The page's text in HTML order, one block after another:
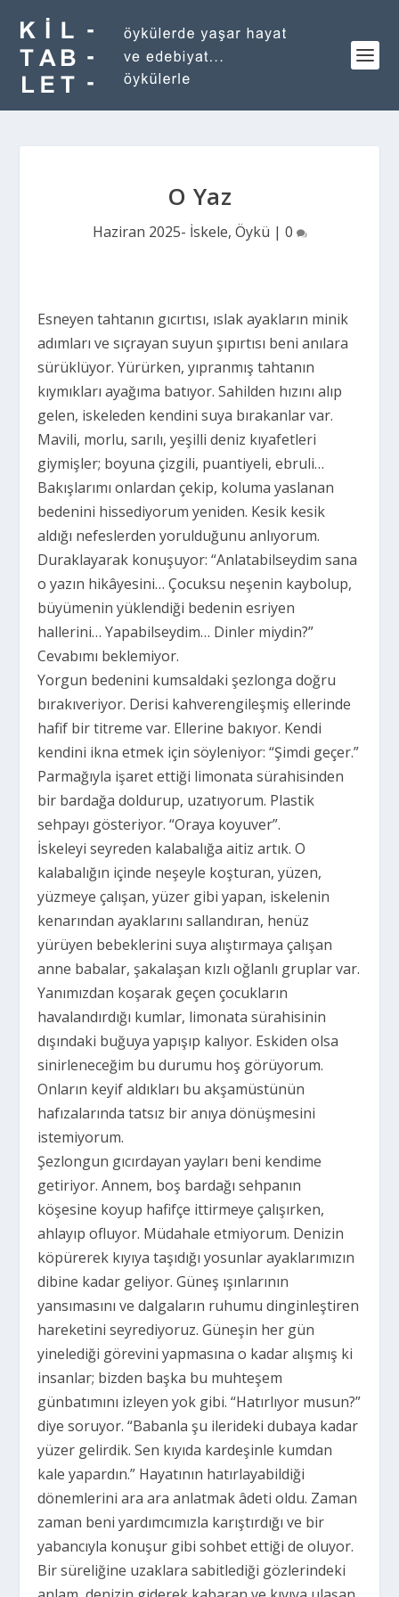
O Yaz
Haziran 2025- İskele, Öykü | 0
Esneyen tahtanın gıcırtısı, ıslak ayakların minik
adımları ve sıçrayan suyun şıpırtısı beni anılara
sürüklüyor. Yürürken, yıpranmış tahtanın
kıymıkları ayağıma batıyor. Sahilden hızını alıp
gelen, iskeleden kendini suya bırakanlar var.
Mavili, morlu, sarılı, yeşilli deniz kıyafetleri
giymişler; boyuna çizgili, puantiyeli, ebruli…
Bakışlarımı onlardan çekip, koluma yaslanan
bedenini hissediyorum yeniden. Kesik kesik
aldığı nefeslerden yorulduğunu anlıyorum.
Duraklayarak konuşuyor: “Anlatabilseydim sana
o yazın hikâyesini… Çocuksu neşenin kaybolup,
büyümenin yüklendiği bedenin esriyen
hallerini… Yapabilseydim… Dinler miydin?”
Cevabımı beklemiyor.
Yorgun bedenini kumsaldaki şezlonga doğru
bırakıveriyor. Derisi kahverengileşmiş ellerinde
hafif bir titreme var. Ellerine bakıyor. Kendi
kendini ikna etmek için söyleniyor: “Şimdi geçer.”
Parmağıyla işaret ettiği limonata sürahisinden
bir bardağa doldurup, uzatıyorum. Plastik
sehpayı gösteriyor. “Oraya koyuver”.
İskeleyi seyreden kalabalığa aitiz artık. O
kalabalığın içinde neşeyle koşturan, yüzen,
yüzmeye çalışan, yüzer gibi yapan, iskelenin
kenarından ayaklarını sallandıran, henüz
yürüyen bebeklerini suya alıştırmaya çalışan
anne babalar, şakalaşan kızlı oğlanlı gruplar var.
Yanımızdan koşarak geçen çocukların
havalandırdığı kumlar, limonata sürahisinin
dışındaki buğuya yapışıp kalıyor. Eskiden olsa
sinirleneceğim bu durumu hoş görüyorum.
Onların keyif aldıkları bu akşamüstünün
hafızalarında tatsız bir anıya dönüşmesini
istemiyorum.
Şezlongun gıcırdayan yayları beni kendime
getiriyor. Annem, boş bardağı sehpanın
köşesine koyup hafifçe ittirmeye çalışırken,
ahlayıp ofluyor. Müdahale etmiyorum. Denizin
köpürerek kıyıya taşıdığı yosunlar ayaklarımızın
dibine kadar geliyor. Güneş ışınlarının
yansımasını ve dalgaların ruhumu dinginleştiren
hareketini seyrediyoruz. Güneşin her gün
yinelediği görevini yapmasına o kadar alışmış ki
insanlar; bizden başka bu muhteşem
günbatımını izleyen yok gibi. “Hatırlıyor musun?”
diye soruyor. “Babanla şu ilerideki dubaya kadar
yüzer gelirdik. Sen kıyıda kardeşinle kumdan
kale yapardın.” Hayatının hatırlayabildiği
dönemlerini ara ara anlatmak âdeti oldu. Zaman
zaman beni yardımcımızla karıştırdığı ve bir
yabancıyla konuşur gibi sohbet ettiği de oluyor.
Bir süreliğine uzaklara sabitlediği gözlerindeki